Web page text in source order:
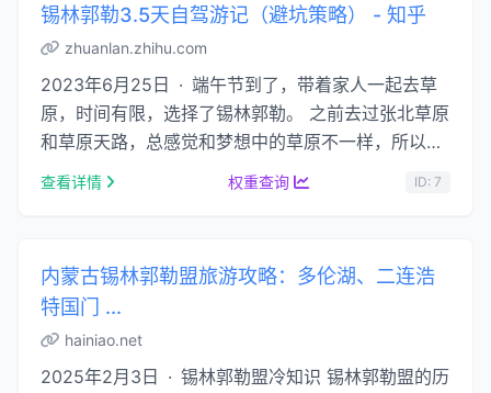
锡林郭勒3.5天自驾游记（避坑策略） - 知乎
zhuanlan.zhihu.com
2023年6月25日 · 端午节到了，带着家人一起去草
原，时间有限，选择了锡林郭勒。 之前去过张北草原
和草原天路，总感觉和梦想中的草原不一样，所以这
次决定，开车去内蒙。 先说下路线：北京-多伦县-
查看详情 权重查询 ID: 7
内蒙古锡林郭勒盟旅游攻略：多伦湖、二连浩
特国门 ...
hainiao.net
2025年2月3日 · 锡林郭勒盟冷知识 锡林郭勒盟的历